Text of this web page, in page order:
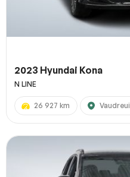
2023 Hyundai Kona
N LINE
26 927 km